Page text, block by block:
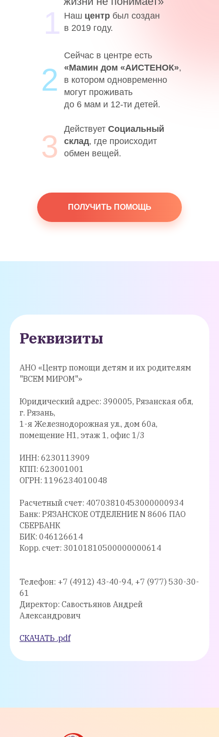
Сейчас в центре есть
«Мамин дом «АИСТЕНОК»,
в котором одновременно
могут проживать
до 6 мам и 12-ти детей.
Действует Социальный
склад, где происходит
обмен вещей.
Наш центр был создан
в 2019 году.
1
2
3
ПОЛУЧИТЬ ПОМОЩЬ
Реквизиты
АНО «Центр помощи детям и их родителям
"ВСЕМ МИРОМ"»
Юридический адрес: 390005, Рязанская обл,
г. Рязань,
1-я Железнодорожная ул., дом 60а,
помещение Н1, этаж 1, офис 1/3
ИНН: 6230113909
КПП: 623001001
ОГРН: 1196234010048
Расчетный счет: 40703810453000000934
Банк: РЯЗАНСКОЕ ОТДЕЛЕНИЕ N 8606 ПАО
СБЕРБАНК
БИК: 046126614
Корр. счет: 30101810500000000614
Телефон: +7 (4912) 43-40-94, +7 (977) 530-30-
61
Директор: Савостьянов Андрей
Александрович
СКАЧАТЬ .pdf